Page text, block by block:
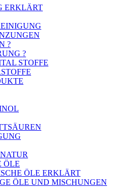
ERKLÄRT
?
?
STOFFE
ÖLE
ÖLE ERKLÄRT
ÖLE UND MISCHUNGEN